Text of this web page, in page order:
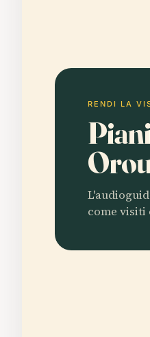
RENDI LA
come visiti